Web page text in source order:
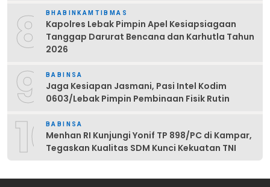
8 BHABINKAMTIBMAS
Kapolres Lebak Pimpin Apel Kesiapsiagaan
Tanggap Darurat Bencana dan Karhutla Tahun
2026
9 BABINSA
Jaga Kesiapan Jasmani, Pasi Intel Kodim
0603/Lebak Pimpin Pembinaan Fisik Rutin
10BABINSA
Menhan RI Kunjungi Yonif TP 898/PC di Kampar,
Tegaskan Kualitas SDM Kunci Kekuatan TNI